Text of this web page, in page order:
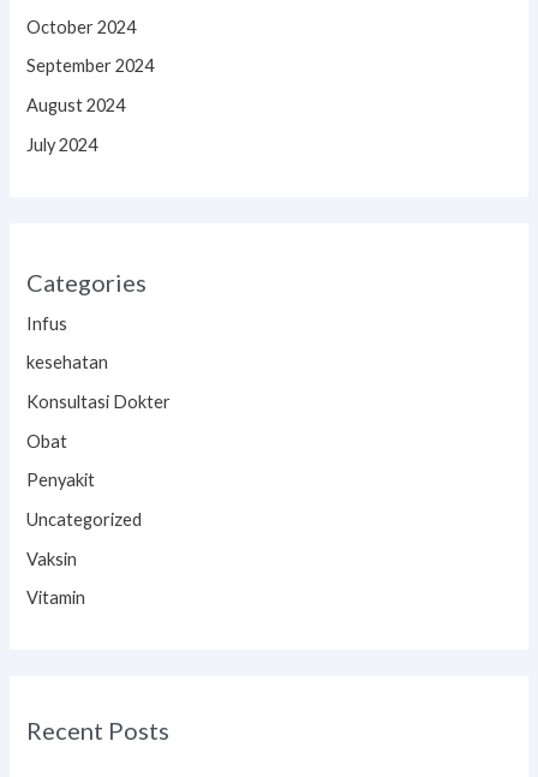
October 2024
September 2024
August 2024
July 2024
Categories
Infus
kesehatan
Konsultasi Dokter
Obat
Penyakit
Uncategorized
Vaksin
Vitamin
Recent Posts